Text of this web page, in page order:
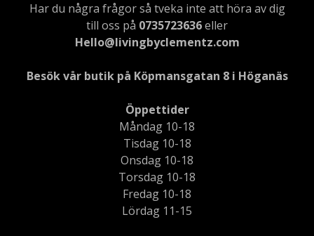
Har du några frågor så tveka inte att höra av dig
till oss på 0735723636eller
Hello@livingbyclementz.com
Besök vår butik på Köpmansgatan 8 i Höganäs
Öppettider
Måndag 10-18
Tisdag 10-18
Onsdag 10-18
Torsdag 10-18
Fredag 10-18
Lördag 11-15